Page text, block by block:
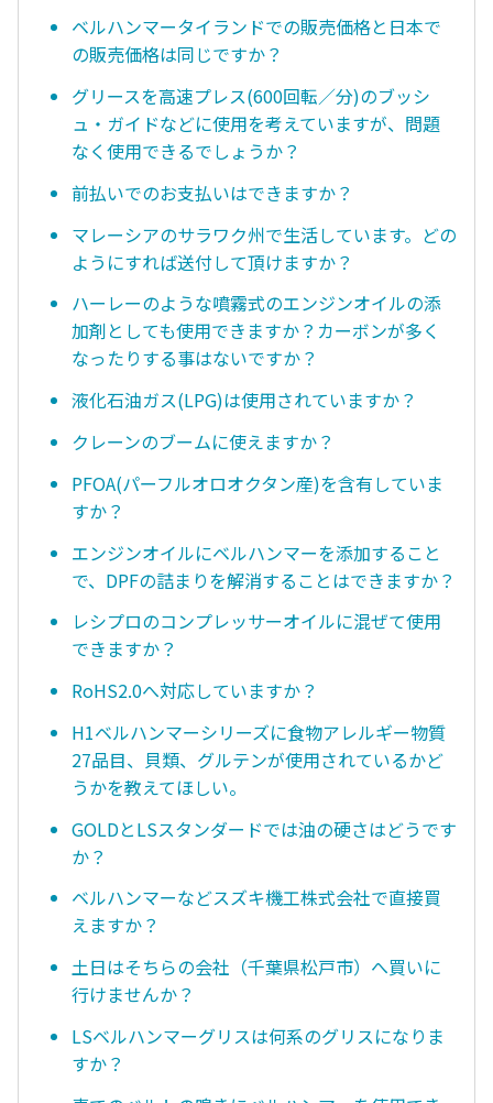
ベルハンマータイランドでの販売価格と日本で
の販売価格は同じですか？
グリースを高速プレス(600回転／分)のブッシ
ュ・ガイドなどに使用を考えていますが、問題
なく使用できるでしょうか？
前払いでのお支払いはできますか？
マレーシアのサラワク州で生活しています。どの
ようにすれば送付して頂けますか？
ハーレーのような噴霧式のエンジンオイルの添
加剤としても使用できますか？カーボンが多く
なったりする事はないですか？
液化石油ガス(LPG)は使用されていますか？
クレーンのブームに使えますか？
PFOA(パーフルオロオクタン産)を含有していま
すか？
エンジンオイルにベルハンマーを添加すること
で、DPFの詰まりを解消することはできますか？
レシプロのコンプレッサーオイルに混ぜて使用
できますか？
RoHS2.0へ対応していますか？
H1ベルハンマーシリーズに食物アレルギー物質
27品目、貝類、グルテンが使用されているかど
うかを教えてほしい。
GOLDとLSスタンダードでは油の硬さはどうです
か？
ベルハンマーなどスズキ機工株式会社で直接買
えますか？
土日はそちらの会社（千葉県松戸市）へ買いに
行けませんか？
LSベルハンマーグリスは何系のグリスになりま
すか？